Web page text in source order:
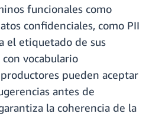
funcionales como
confidenciales, como PII
el etiquetado de sus
vocabulario
pueden aceptar
antes de
la coherencia de la